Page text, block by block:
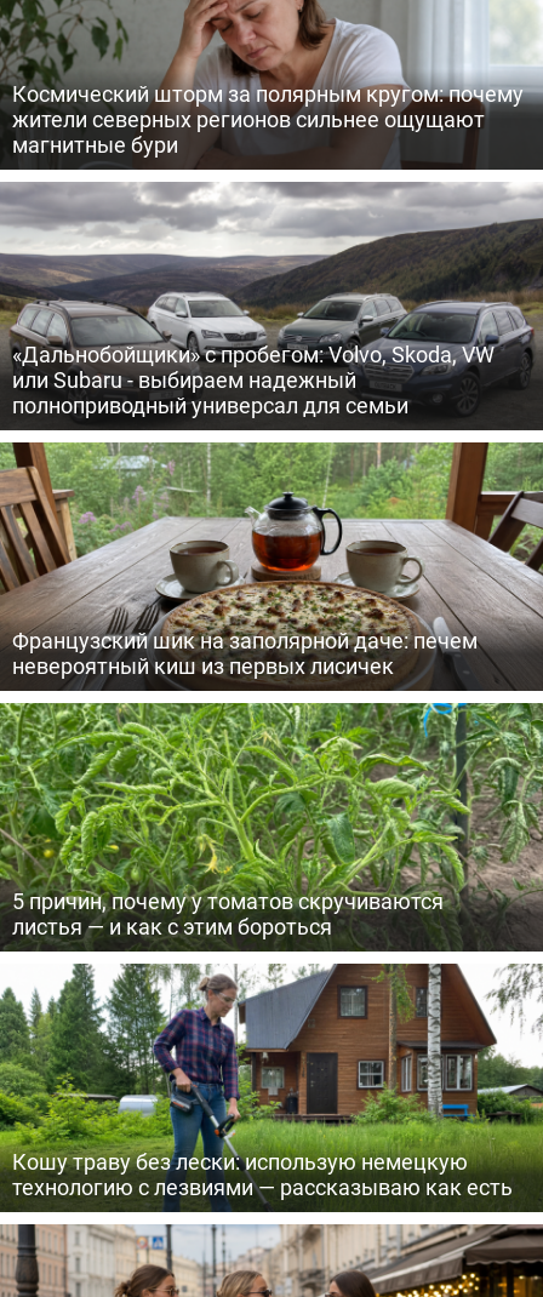
Космический шторм за полярным кругом: почему
жители северных регионов сильнее ощущают
магнитные бури
«Дальнобойщики» с пробегом: Volvo, Skoda, VW
или Subaru - выбираем надежный
полноприводный универсал для семьи
Французский шик на заполярной даче: печем
невероятный киш из первых лисичек
5 причин, почему у томатов скручиваются
листья — и как с этим бороться
Кошу траву без лески: использую немецкую
технологию с лезвиями — рассказываю как есть